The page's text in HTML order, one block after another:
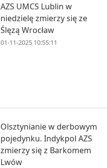
AZS UMCS Lublin w
niedzielę zmierzy się ze
Ślęzą Wrocław
01-11-2025 10:55:11
Olsztynianie w derbowym
pojedynku. Indykpol AZS
zmierzy się z Barkomem
Lwów